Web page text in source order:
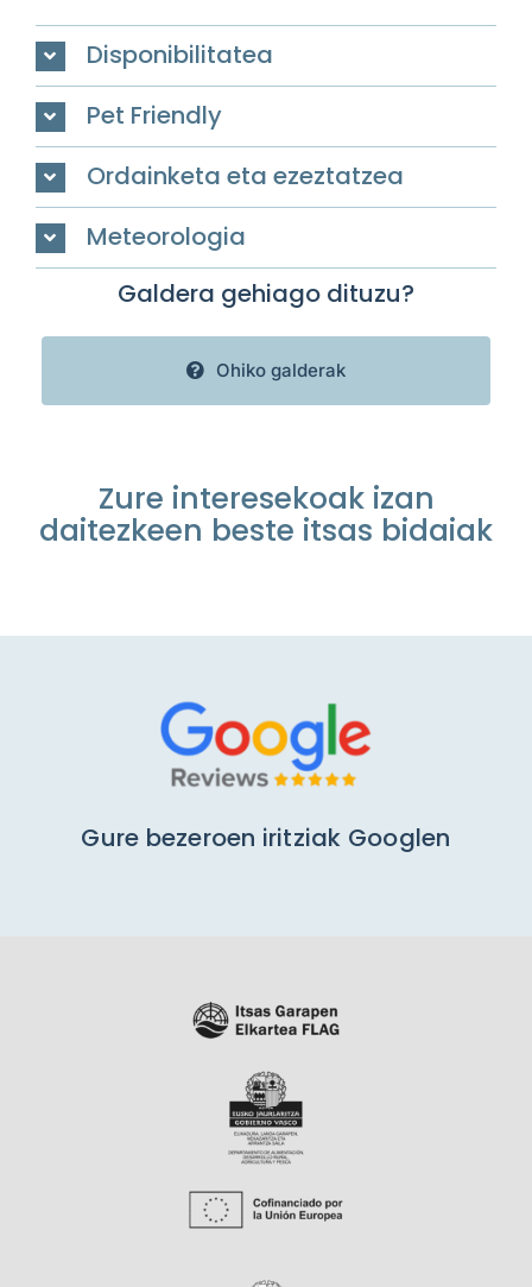
Disponibilitatea
Pet Friendly
Ordainketa eta ezeztatzea
Meteorologia
Galdera gehiago dituzu?
Ohiko galderak
Zure interesekoak izan
daitezkeen beste itsas bidaiak
Gure bezeroen iritziak Googlen